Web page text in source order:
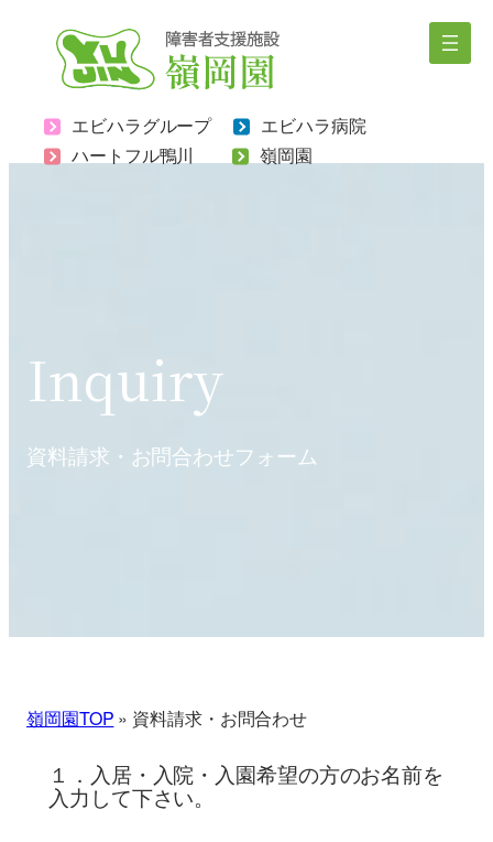
ッ
エビハラグループ
エビハラ病院
ハートフル鴨川
嶺岡園
Inquiry
資料請求・お問合わせフォーム
嶺岡園TOP » 資料請求・お問合わせ
１．入居・入院・入園希望の方のお名前を
入力して下さい。